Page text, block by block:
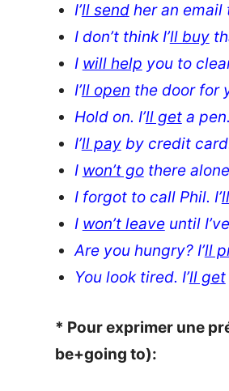
I’ll sendher an email
I don’t think I’ll buy
I will help you to
I’ll open the door for
Hold on. I’ll geta pen.
I’ll payby credit
I won’t gothere
I forgot to call Phil. I’
I won’t leaveuntil
Are you hungry? I’ll
You look tired. I’ll get
* Pour exprimer une
be+going to):